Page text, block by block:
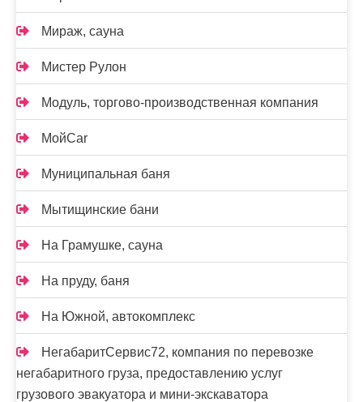
Мираж, сауна
Мистер Рулон
Модуль, торгово-производственная компания
МойCar
Муниципальная баня
Мытищинские бани
На Грамушке, сауна
На пруду, баня
На Южной, автокомплекс
НегабаритСервис72, компания по перевозке
негабаритного груза, предоставлению услуг
грузового эвакуатора и мини-экскаватора